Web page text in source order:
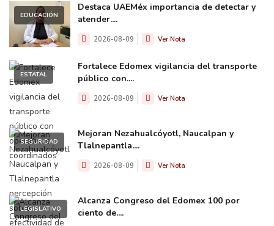
EDUCACIÓN
Destaca UAEMéx importancia de detectar y
atender....
2026-08-09 Ver Nota
ESTATAL
Fortalece Edomex vigilancia del transporte
público con....
2026-08-09 Ver Nota
SEGURIDAD
Mejoran Nezahualcóyotl, Naucalpan y
Tlalnepantla....
2026-08-09 Ver Nota
LEGISLATIVO
Alcanza Congreso del Edomex 100 por
ciento de....